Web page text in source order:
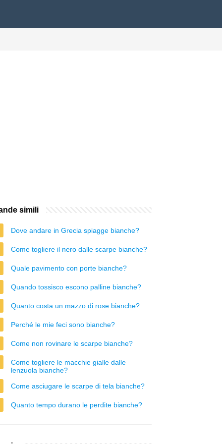
simili
Dove andare in Grecia spiagge bianche?
Come togliere il nero dalle scarpe bianche?
Quale pavimento con porte bianche?
Quando tossisco escono palline bianche?
Quanto costa un mazzo di rose bianche?
Perché le mie feci sono bianche?
Come non rovinare le scarpe bianche?
Come togliere le macchie gialle dalle
lenzuola bianche?
Come asciugare le scarpe di tela bianche?
Quanto tempo durano le perdite bianche?